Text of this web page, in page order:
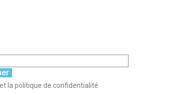
la politique de confidentialité